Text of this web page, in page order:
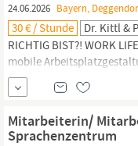
24.06.2026 Bayern,
30 € / Stunde Dr. Kittl &
RICHTIG BIST?! WORK
mobile
attraktives
Büro in
Büroausstattung (z.B.
IT- und Telko-Ausstattung
mit...
Mitarbeiterin/
Sprachenzentrum